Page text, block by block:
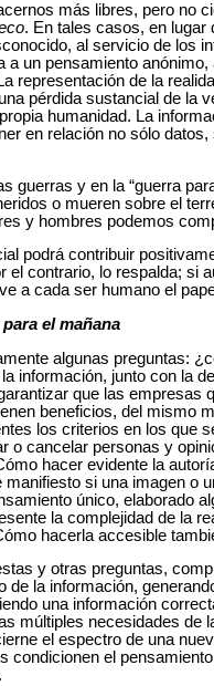
más libres, pero no
. En tales casos, en lugar
al servicio de los
a un pensamiento
representación de la
pérdida sustancial de la
humanidad. La
en relación no sólo
guerras y en la “guerra
o mueren sobre el
y hombres podemos
podrá contribuir
el contrario, lo respalda; si
a cada ser humano el
el mañana
algunas preguntas:
información, junto con la
que las empresas
beneficios, del mismo
los criterios en los que
o cancelar personas y
hacer evidente la
si una imagen o
único, elaborado
la complejidad de la
hacerla accesible
y otras preguntas,
de la información,
una información
múltiples necesidades
el espectro de una
condicionen el